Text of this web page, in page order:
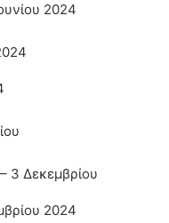
2024
3 Δεκεμβρίου
2024